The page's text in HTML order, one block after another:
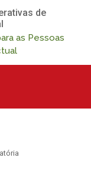
de
as Pessoas